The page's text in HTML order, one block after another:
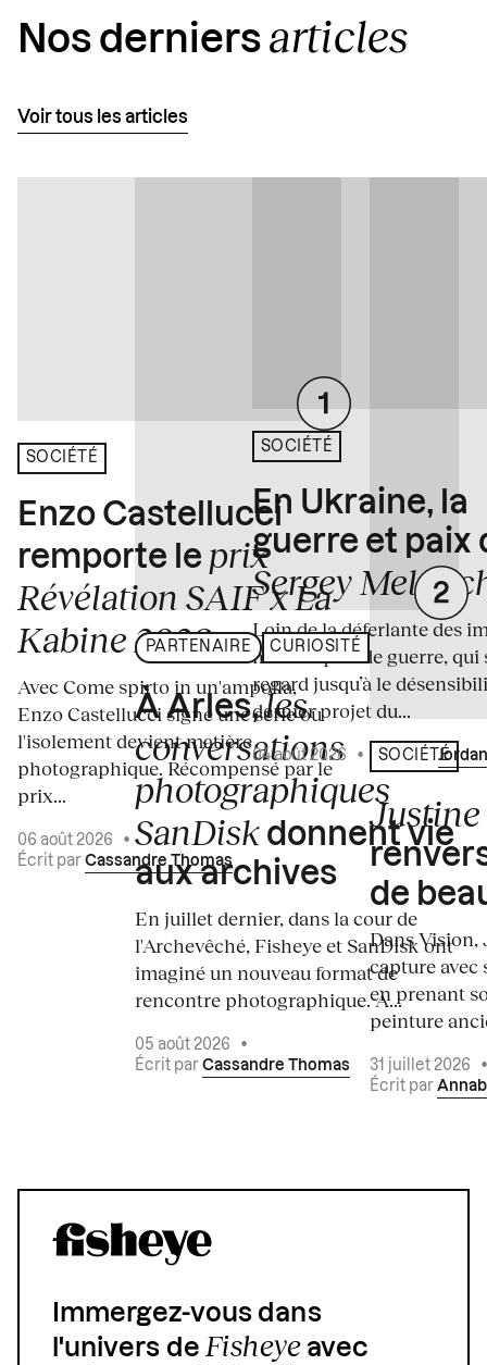
Nos derniers articles
Voir tous les articles
SOCIÉTÉ
Enzo Castellucci
remporte le prix
Révélation SAIF x La
Kabine 2026
Avec Come spirto in un'ampolla,
Enzo Castellucci signe une série où
l'isolement devient matière
photographique. Récompensé par le
prix...
06 août 2026
•
Écrit par Cassandre Thomas
PARTENAIRE CURIOSITÉ
À Arles,les
conversations
photographiques
SanDisk donnent vie
aux archives
En juillet dernier, dans la cour de
l'Archevêché, Fisheye et SanDisk ont
imaginé un nouveau format de
rencontre photographique. À...
05 août 2026
•
Écrit par Cassandre Thomas
SOCIÉTÉ
En Ukraine, la
guerre et paix
Sergey
Loin de la déferlante des
médiatiques de guerre, qui
regard jusqu’à le
dernier projet du...
04 août 2026 • Écrit par
SOCIÉTÉ
de
Dans
capture avec
en prenant
peinture
31 juillet 2026
Écrit par
Immergez-vous dans
l'univers deFisheyeavec